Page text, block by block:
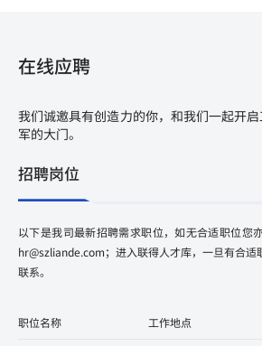
在线应聘
我们诚邀具有创造力的你，和我们一起开
军的大门。
招聘岗位
以下是我司最新招聘需求职位，如无合适职位您
hr@szliande.com；进入联得人才库，一旦有合适
联系。
职位名称 工作地点